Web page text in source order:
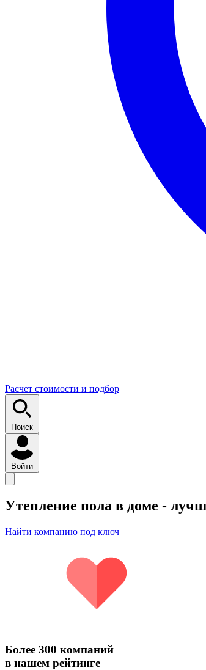
Расчет стоимости и подбор
Поиск
Войти
Утепление пола в доме -
Найти компанию под ключ
Более 300 компаний
в нашем рейтинге